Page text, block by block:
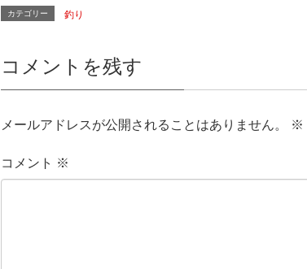
カテゴリー 釣り
コメントを残す
メールアドレスが公開されることはありません。 ※
コメント ※